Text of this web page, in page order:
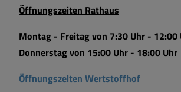
Öffnungszeiten Rathaus
Montag - Freitag von 7:30 Uhr - 12:00
Donnerstag von 15:00 Uhr - 18:00 Uhr
Öffnungszeiten Wertstoffhof